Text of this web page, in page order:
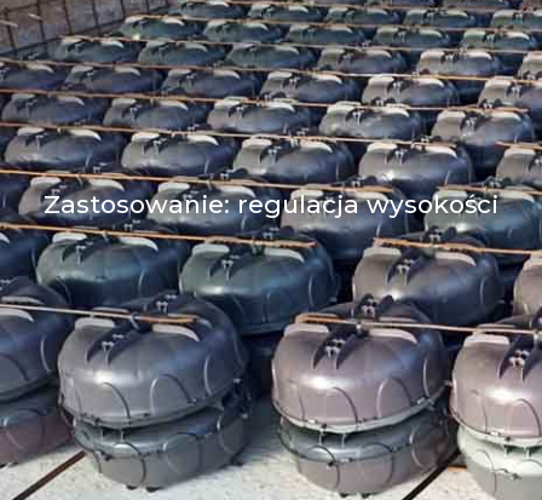
Zastosowanie: regulacja wysokości